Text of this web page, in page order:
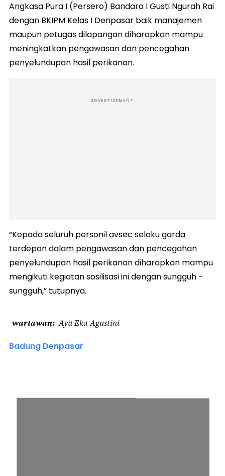
Angkasa Pura I (Persero) Bandara I Gusti Ngurah Rai
dengan BKIPM Kelas I Denpasar baik manajemen
maupun petugas dilapangan diharapkan mampu
meningkatkan pengawasan dan pencegahan
penyelundupan hasil perikanan.
ADVERTISEMENT
“Kepada seluruh personil avsec selaku garda
terdepan dalam pengawasan dan pencegahan
penyelundupan hasil perikanan diharapkan mampu
mengikuti kegiatan sosilisasi ini dengan sungguh -
sungguh,” tutupnya.
wartawan Ayu Eka Agustini
Badung Denpasar